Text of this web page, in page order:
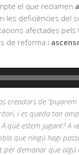
el que reclamen
les deficiències del
afectades
de reforma i
creadors de “pujarem
i es queda tan
què estem jugant? A
que ningú hagi
per demanar que algú